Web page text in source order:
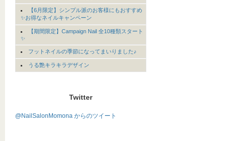
【6月限定】シンプル派のお客様にもおすすめ
✨お得なネイルキャンペーン
【期間限定】Campaign Nail 全10種類スタート
✨
フットネイルの季節になってまいりました♪
うる艶キラキラデザイン
Twitter
@NailSalonMomona からのツイート